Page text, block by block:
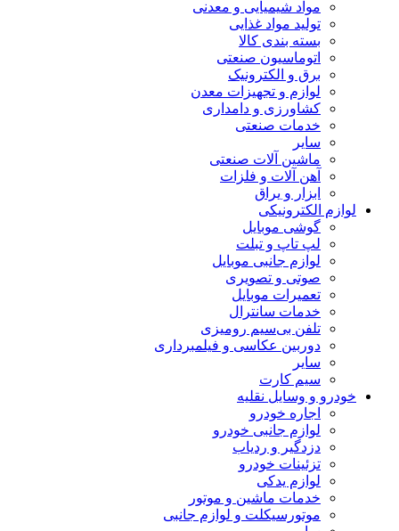
مواد شیمیایی و معدنی
تولید مواد غذایی
بسته بندی کالا
اتوماسیون صنعتی
برق و الکترونیک
لوازم و تجهیزات معدن
کشاورزی و دامداری
خدمات صنعتی
سایر
ماشین آلات صنعتی
آهن آلات و فلزات
ابزار و یراق
لوازم الکترونیکی
گوشی موبایل
لپ تاپ و تبلت
لوازم جانبی موبایل
صوتی و تصویری
تعمیرات موبایل
خدمات سانترال
تلفن بی‌سیم رومیزی
دوربین عکاسی و فیلمبرداری
سایر
سیم کارت
خودرو و وسایل نقلیه
اجاره خودرو
لوازم جانبی خودرو
دزدگیر و ردیاب
تزئینات خودرو
لوازم یدکی
خدمات ماشین و موتور
موتورسیکلت و لوازم جانبی